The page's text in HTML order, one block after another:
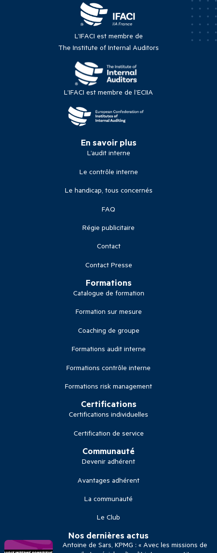
L’IFACI est membre de
The Institute of Internal Auditors
L’IFACI est membre de l’ECIIA
En savoir plus
L’audit interne
Le contrôle interne
Le handicap, tous concernés
FAQ
Régie publicitaire
Contact
Contact Presse
Formations
Catalogue de formation
Formation sur mesure
Coaching de groupe
Formations audit interne
Formations contrôle interne
Formations risk management
Certifications
Certifications individuelles
Certification de service
Communauté
Devenir adhérent
Avantages adhérent
La communauté
Le Club
Nos dernières actus
Antoine de Sars, KPMG : « Avec les missions de